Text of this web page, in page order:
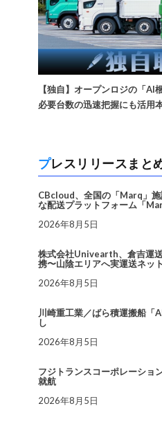
【独自】オープンロジの「AI
必要台数の迅速把握にも活用
プレスリリースまと
CBcloud、全国の「Marq」
な配送プラットフォーム「
2026年8月5日
株式会社Univearth、倉吉運
携〜山陰エリアへ実運送ネッ
2026年8月5日
川崎重工業／ばら積運搬船「
し
2026年8月5日
フジトランスコーポレーショ
就航
2026年8月5日